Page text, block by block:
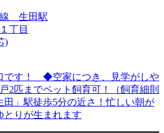
線 生田駅
丁目
)
です！ ◆空家につき、見学がしや
匹までペット飼育可！（飼育細則
」駅徒歩5分の近さ！忙しい朝が
とりが生まれます